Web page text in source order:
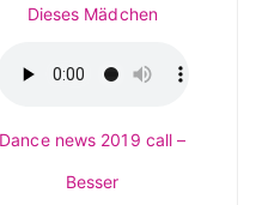
Dieses Mädchen
Dance news 2019 call –
Besser